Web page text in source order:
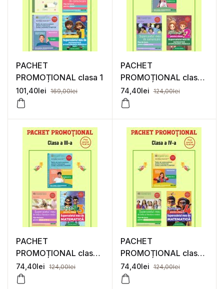
PACHET
PROMOȚIONAL clasa 1
101,40lei 169,00lei
PACHET
PROMOȚIONAL clasa
a 2-a
74,40lei 124,00lei
PACHET
PROMOȚIONAL clasa
a 3-a
74,40lei 124,00lei
PACHET
PROMOȚIONAL clasa
a 4-a
74,40lei 124,00lei